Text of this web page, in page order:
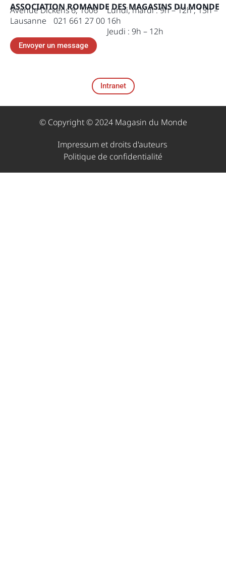
ASSOCIATION ROMANDE DES MAGASINS DU MONDE
Avenue Dickens 6, 1006
Lausanne 021 661 27 00
Lundi, mardi : 9h – 12h , 13h –
16h
Jeudi : 9h – 12h
Envoyer un message
Intranet
© Copyright © 2024 Magasin du Monde
Impressum et droits d'auteurs ​
Politique de confidentialité​